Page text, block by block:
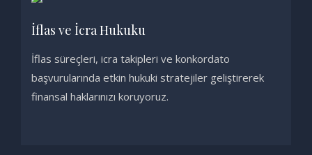
İflas ve İcra Hukuku
İflas süreçleri, icra takipleri ve konkordato
başvurularında etkin hukuki stratejiler geliştirerek
finansal haklarınızı koruyoruz.